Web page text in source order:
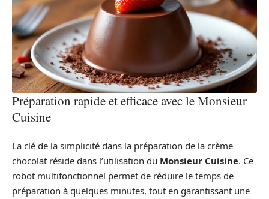
Préparation rapide et efficace avec le Monsieur
Cuisine
La clé de la simplicité dans la préparation de la crème
chocolat réside dans l’utilisation du Monsieur Cuisine. Ce
robot multifonctionnel permet de réduire le temps de
préparation à quelques minutes, tout en garantissant une